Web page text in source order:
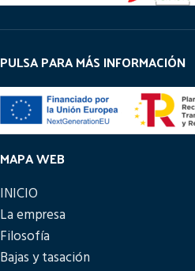
PULSA PARA MÁS INFORMACIÓN
MAPA WEB
INICIO
La empresa
Filosofía
Bajas y tasación